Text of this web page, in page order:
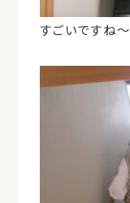
すごいですね～